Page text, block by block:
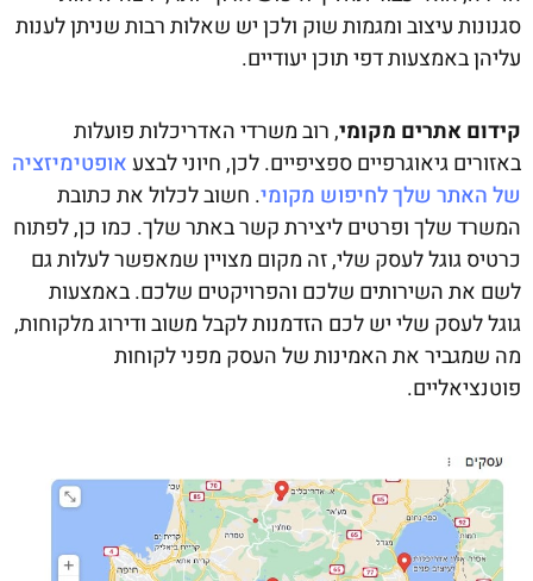
סגנונות עיצוב ומגמות שוק ולכן יש שאלות רבות שניתן לענות
עליהן באמצעות דפי תוכן יעודיים.
קידום אתרים מקומי, רוב משרדי האדריכלות פועלות
באזורים גיאוגרפיים ספציפיים. לכן, חיוני לבצעאופטימיזציה
של האתר שלך לחיפוש מקומי. חשוב לכלול את כתובת
המשרד שלך ופרטים ליצירת קשר באתר שלך. כמו כן, לפתוח
כרטיס גוגל לעסק שלי, זה מקום מצויין שמאפשר לעלות גם
לשם את השירותים שלכם והפרויקטים שלכם. באמצעות
גוגל לעסק שלי יש לכם הזדמנות לקבל משוב ודירוג מלקוחות,
מה שמגביר את האמינות של העסק מפני לקוחות
פוטנציאליים.